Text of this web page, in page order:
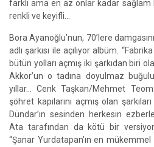
farklı ama en az onlar kadar
renkli ve keyifli...
Bora Ayanoğlu’nun, 70’lere
adlı şarkısı ile açılıyor albüm.
bütün yolları açmış iki şarkıdan biri
Akkor’un o tadına doyulmaz
yıllar... Cenk Taşkan/Mehmet
şöhret kapılarını açmış olan
Dündar’ın sesinden herkesin
Ata tarafından da kötü bir
“Şanar Yurdatapan’ın en mükemmel